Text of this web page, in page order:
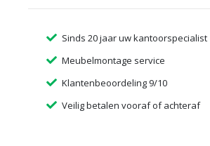
Sinds 20 jaar uw kantoorspecialist
Meubelmontage service
Klantenbeoordeling 9/10
Veilig betalen vooraf of achteraf